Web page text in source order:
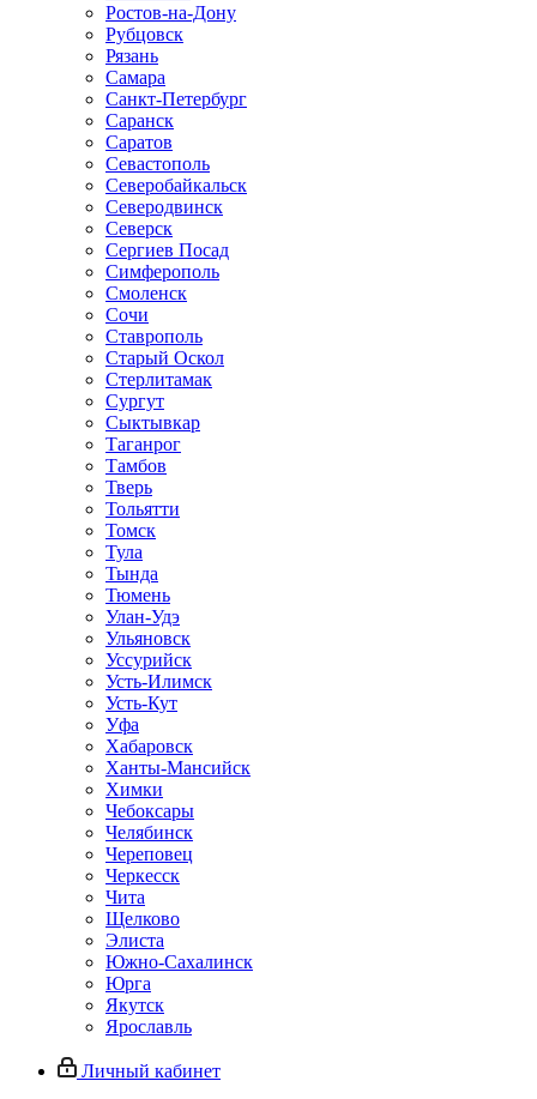
Ростов-на-Дону
Рубцовск
Рязань
Самара
Санкт-Петербург
Саранск
Саратов
Севастополь
Северобайкальск
Северодвинск
Северск
Сергиев Посад
Симферополь
Смоленск
Сочи
Ставрополь
Старый Оскол
Стерлитамак
Сургут
Сыктывкар
Таганрог
Тамбов
Тверь
Тольятти
Томск
Тула
Тында
Тюмень
Улан-Удэ
Ульяновск
Уссурийск
Усть-Илимск
Усть-Кут
Уфа
Хабаровск
Ханты-Мансийск
Химки
Чебоксары
Челябинск
Череповец
Черкесск
Чита
Щелково
Элиста
Южно-Сахалинск
Юрга
Якутск
Ярославль
Личный кабинет